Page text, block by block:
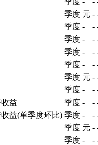
季度 元 -
季度 - -
季度 - -
季度 - -
季度 - -
季度 元 -
季度 - -
益
季度 - -
益(单季度环比) 季度 - -
季度 元 -
季度 - -